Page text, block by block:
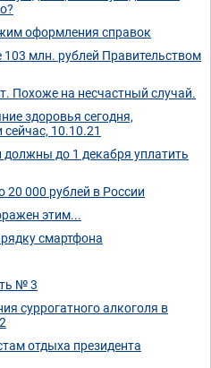
оформления справок
млн. рублей Правительством
Похоже на несчастный случай.
здоровья сегодня,
10.10.21
до 1 декабря уплатить
20 000 рублей в России
этим...
смартфона
№ 3
суррогатного алкоголя в
отдыха президента